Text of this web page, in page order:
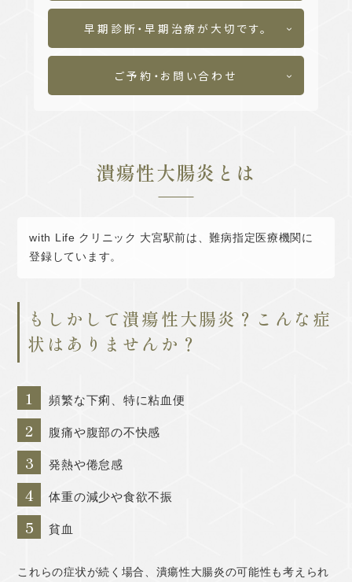
早期診断・早期治療が大切です。
ご予約・お問い合わせ
潰瘍性大腸炎とは
with Life クリニック 大宮駅前は、難病指定医療機関に
登録しています。
もしかして潰瘍性大腸炎？こんな症
状はありませんか？
1 頻繁な下痢、特に粘血便
2 腹痛や腹部の不快感
3 発熱や倦怠感
4 体重の減少や食欲不振
5 貧血
これらの症状が続く場合、潰瘍性大腸炎の可能性も考えられ